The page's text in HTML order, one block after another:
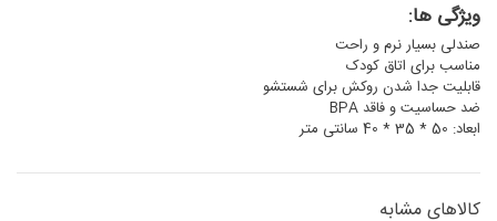
ویژگی ها:
صندلی بسیار نرم و راحت
مناسب برای اتاق کودک
قابلیت جدا شدن روکش برای شستشو
ضد حساسیت و فاقد BPA
ابعاد: 50 * 35 * 40 سانتی متر
کالاهای مشابه